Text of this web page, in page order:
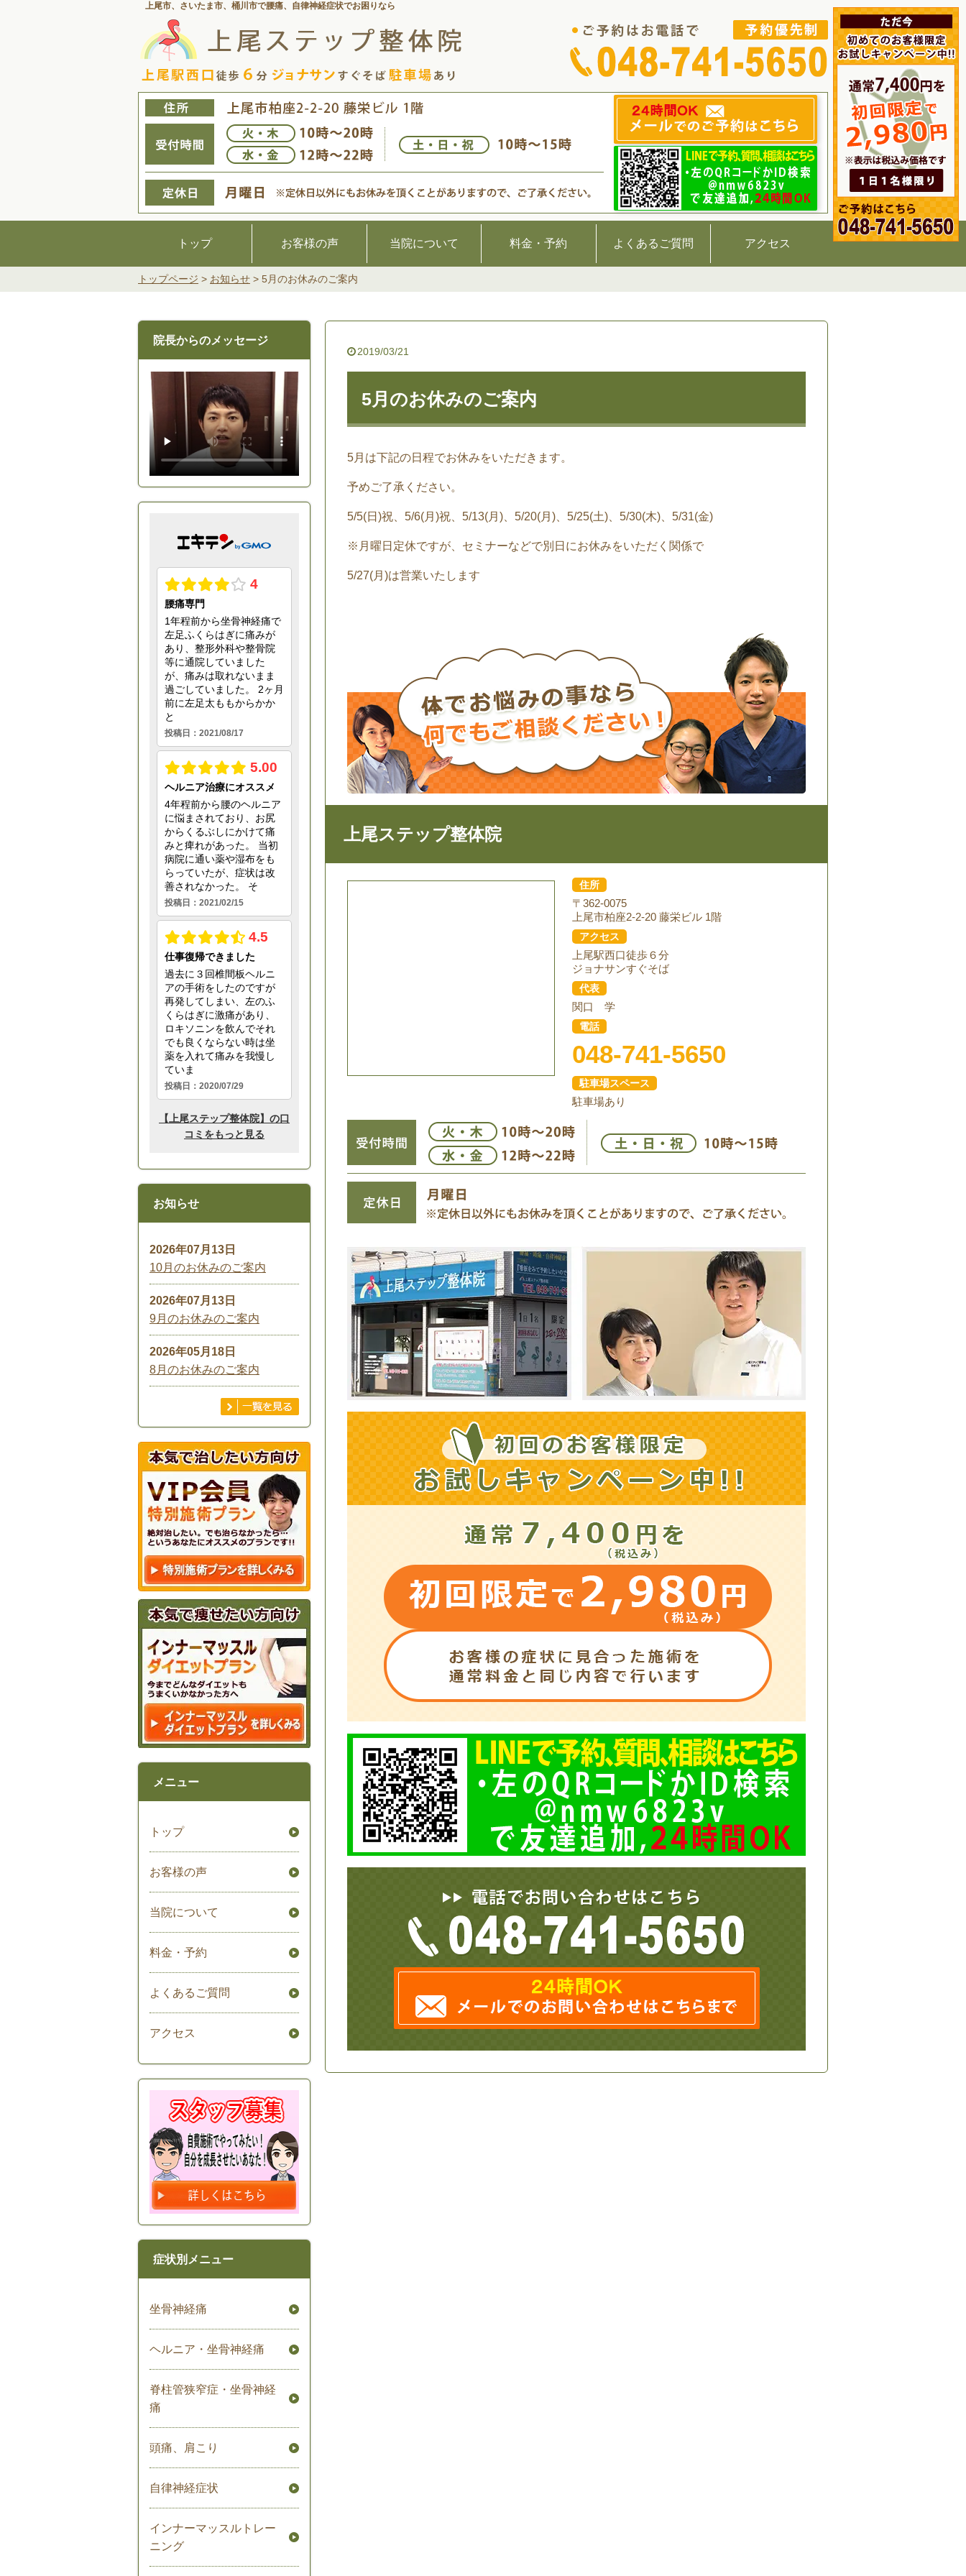
上尾市、さいたま市、桶川市で腰痛、 自律神経症状でお困りなら
トップ お客様の声 当院について 料金・予約 よくあるご質問 アクセス
トップページ > お知らせ > 5月のお休みのご案内
2019/03/21
5月のお休みのご案内
5月は下記の日程でお休みをいただきます。
予めご了承ください。
5/5(日)祝、5/6(月)祝、5/13(月)、5/20(月)、5/25(土)、5/30(木)、5/31(金)
※月曜日定休ですが、セミナーなどで別日にお休みをいただく関係で
5/27(月)は営業いたします
上尾ステップ整体院
住所
〒362-0075
上尾市柏座2-2-20 藤栄ビル 1階
アクセス
上尾駅西口徒歩６分
ジョナサンすぐそば
代表
関口 学
電話
048-741-5650
駐車場スペース
駐車場あり
院長からのメッセージ
お知らせ
2026年07月13日
10月のお休みのご案内
2026年07月13日
9月のお休みのご案内
2026年05月18日
8月のお休みのご案内
メニュー
トップ
お客様の声
当院について
料金・予約
よくあるご質問
アクセス
症状別メニュー
坐骨神経痛
ヘルニア・坐骨神経痛
脊柱管狭窄症・坐骨神経
痛
頭痛、肩こり
自律神経症状
インナーマッスルトレー
ニング